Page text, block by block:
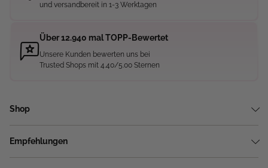
und versandbereit in 1-3 Werktagen
Über 12.940 mal TOPP-Bewertet
Unsere Kunden bewerten uns bei
Trusted Shops mit 4.40/5.00 Sternen
Shop
Empfehlungen